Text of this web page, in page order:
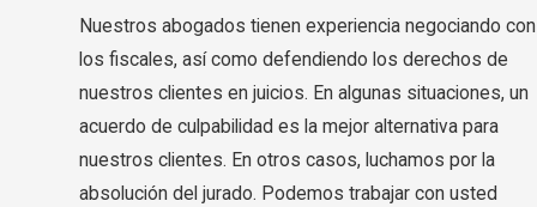
Nuestros abogados tienen experiencia negociando con
los fiscales, así como defendiendo los derechos de
nuestros clientes en juicios. En algunas situaciones, un
acuerdo de culpabilidad es la mejor alternativa para
nuestros clientes. En otros casos, luchamos por la
absolución del jurado. Podemos trabajar con usted